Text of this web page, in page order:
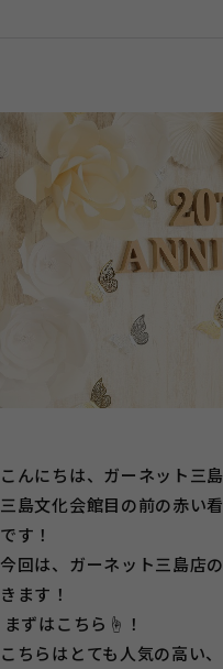
こんにちは、ガーネット三
三島文化会館目の前の赤い
です！
今回は、ガーネット三島店
きます！
まずはこちら☝！
こちらはとても人気の高い